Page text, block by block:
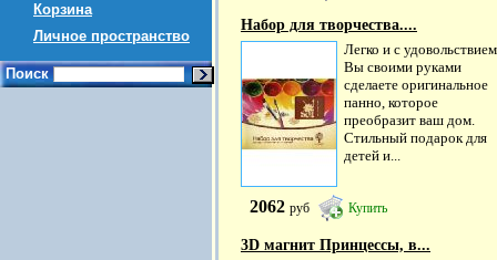
Корзина
Личное пространство
Поиск
Набор для творчества....
Легко и с удовольствием
Вы своими руками
сделаете оригинальное
панно, которое
преобразит ваш дом.
Стильный подарок для
детей и...
2062 руб Купить
3D магнит Принцессы, в...